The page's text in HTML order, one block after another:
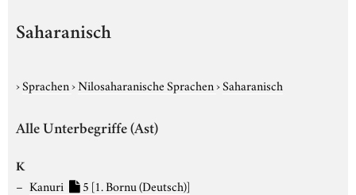
Saharanisch
›Sprachen›Nilosaharanische Sprachen›Saharanisch
Alle Unterbegriffe (Ast)
K
Kanuri 5 [1. Bornu (Deutsch)]